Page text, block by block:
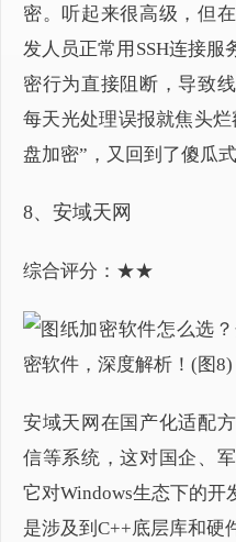
密。听起来很高级，但
发人员正常用SSH连接
密行为直接阻断，导致
每天光处理误报就焦头
盘加密”，又回到了傻瓜
8、安域天网
综合评分：★★
安域天网在国产化适配
信等系统，这对国企、
它对Windows生态下的
是涉及到C++底层库和硬